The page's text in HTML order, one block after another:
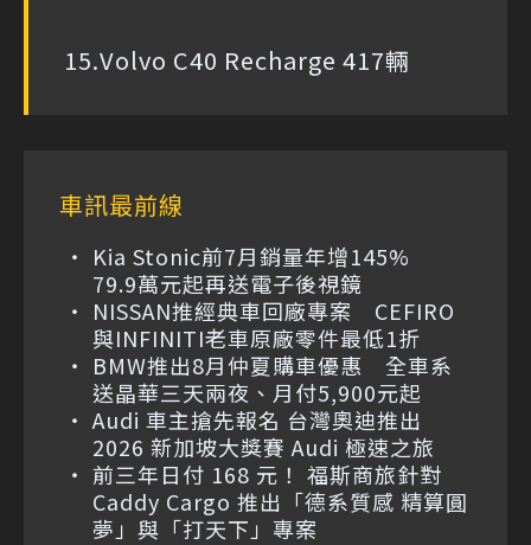
15.Volvo C40 Recharge 417輛
車訊最前線
Kia Stonic前7月銷量年增145%
79.9萬元起再送電子後視鏡
NISSAN推經典車回廠專案 CEFIRO
與INFINITI老車原廠零件最低1折
BMW推出8月仲夏購車優惠 全車系
送晶華三天兩夜、月付5,900元起
Audi 車主搶先報名 台灣奧迪推出
2026 新加坡大獎賽 Audi 極速之旅
前三年日付 168 元！ 福斯商旅針對
Caddy Cargo 推出「德系質感 精算圓
夢」與「打天下」專案